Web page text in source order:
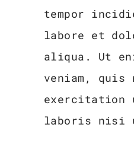
tempor
labore et
aliqua. Ut
veniam, quis
exercitation
laboris nisi